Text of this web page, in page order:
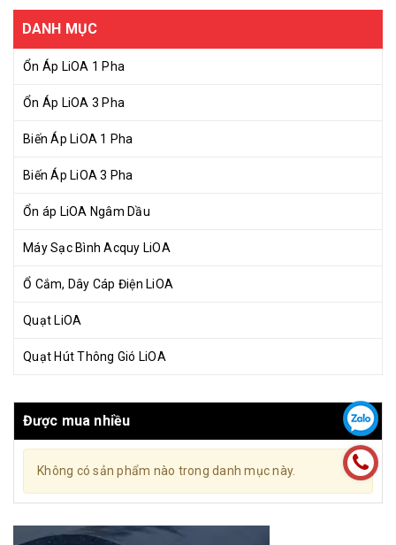
DANH MỤC
Ổn Áp LiOA 1 Pha
Ổn Áp LiOA 3 Pha
Biến Áp LiOA 1 Pha
Biến Áp LiOA 3 Pha
Ổn áp LiOA Ngâm Dầu
Máy Sạc Bình Acquy LiOA
Ổ Cắm, Dây Cáp Điện LiOA
Quạt LiOA
Quạt Hút Thông Gió LiOA
Được mua nhiều
Không có sản phẩm nào trong danh mục này.